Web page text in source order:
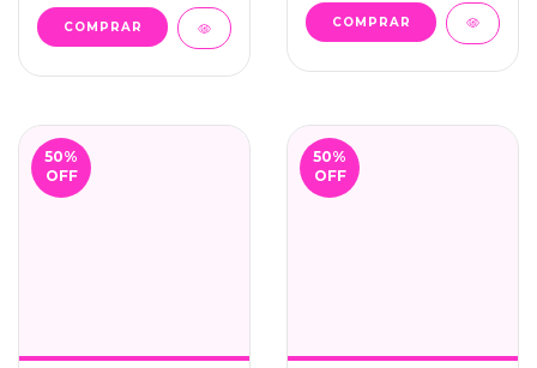
50%
OFF
50%
OFF